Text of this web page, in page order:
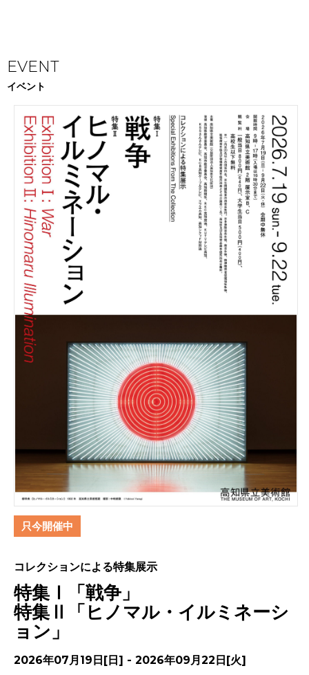
EVENT
イベント
只今開催中
コレクションによる特集展示
特集Ⅰ「戦争」
特集Ⅱ「ヒノマル・イルミネーシ
ョン」
2026年07月19日[日] - 2026年09月22日[火]